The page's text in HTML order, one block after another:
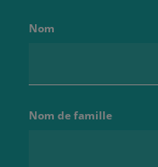
Nom
Nom de famille